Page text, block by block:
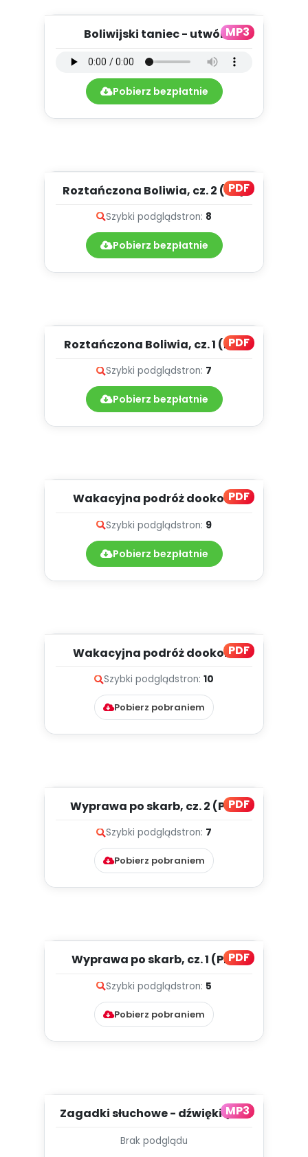
MP3
Boliwijski taniec - utwór
Pobierz bezpłatnie
PDF
Roztańczona Boliwia, cz. 2 (PD)
Szybki podglądstron: 8
Pobierz bezpłatnie
PDF
Roztańczona Boliwia, cz. 1 (PD)
Szybki podglądstron: 7
Pobierz bezpłatnie
PDF
Wakacyjna podróż dookoła
Szybki podglądstron: 9
Pobierz bezpłatnie
PDF
Wakacyjna podróż dookoła
Szybki podglądstron: 10
Pobierz pobraniem
PDF
Wyprawa po skarb, cz. 2 (PD)
Szybki podglądstron: 7
Pobierz pobraniem
PDF
Wyprawa po skarb, cz. 1 (PD)
Szybki podglądstron: 5
Pobierz pobraniem
MP3
Zagadki słuchowe - dźwięki (PD,
Brak podglądu